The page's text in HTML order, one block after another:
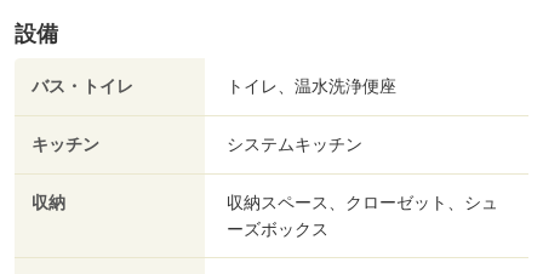
設備
バス・トイレ トイレ、温水洗浄便座
キッチン システムキッチン
収納
収納スペース、クローゼット、シュ
ーズボックス